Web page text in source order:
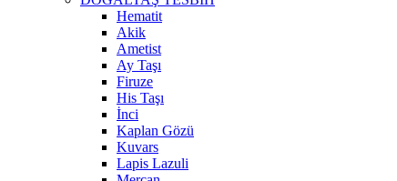
Hematit
Akik
Ametist
Ay Taşı
Firuze
His Taşı
İnci
Kaplan Gözü
Kuvars
Lapis Lazuli